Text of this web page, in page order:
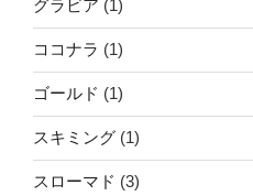
グラビア (1)
ココナラ (1)
ゴールド (1)
スキミング (1)
スローマド (3)